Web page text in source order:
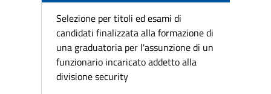
Selezione per titoli ed esami di
candidati finalizzata alla formazione di
una graduatoria per l'assunzione di un
funzionario incaricato addetto alla
divisione security